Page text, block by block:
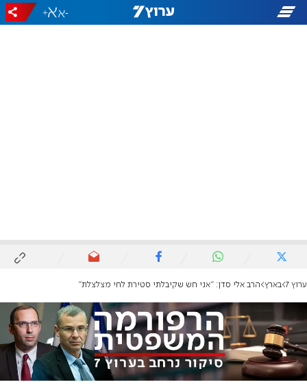
-
+
ערוץ 7 בארץ הרב אלי סדן: "אני חש שקיבלתי סטירת לחי מצלצלת''